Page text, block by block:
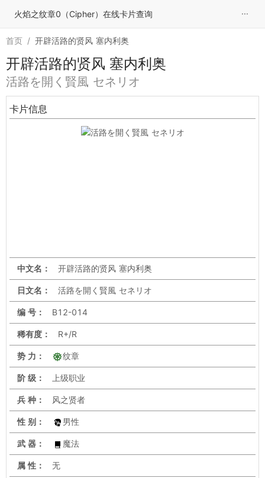
火焰之纹章0（Cipher）在线卡片查询 ···
首页 / 开辟活路的贤风 塞内利奥
开辟活路的贤风 塞内利奥
活路を開く賢風 セネリオ
卡片信息
中文名： 开辟活路的贤风 塞内利奥
日文名： 活路を開く賢風 セネリオ
编 号： B12-014
稀有度： R+/R
势 力： 纹章
阶 级： 上级职业
兵 种： 风之贤者
性 别： 男性
武 器： 魔法
属 性： 无